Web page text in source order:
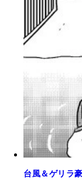
台風＆ゲリラ